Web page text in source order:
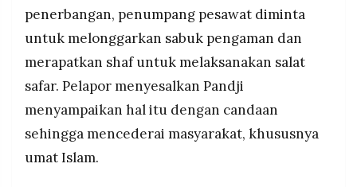
penerbangan, penumpang pesawat diminta
untuk melonggarkan sabuk pengaman dan
merapatkan shaf untuk melaksanakan salat
safar. Pelapor menyesalkan Pandji
menyampaikan hal itu dengan candaan
sehingga mencederai masyarakat, khususnya
umat Islam.